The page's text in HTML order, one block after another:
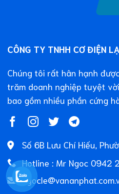
CÔNG TY TNHH CƠ ĐIỆN
Chúng tôi rất hân hạnh
trăm doanh nghiệp tuyệt
bao gồm nhiều phần cứng
Số 6B Lưu Chí Hiếu,
Hotline : Mr Ngoc 0942